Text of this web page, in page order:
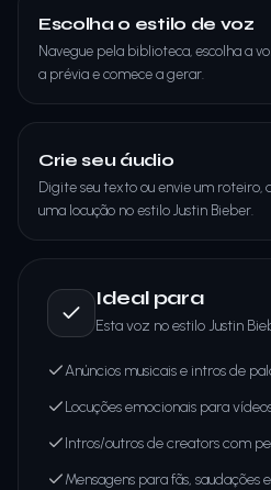
Escolha o estilo de voz
Navegue pela biblioteca, escolha a
a prévia e comece a gerar.
Crie seu áudio
Digite seu texto ou envie um roteiro,
uma locução no estilo Justin Bieber.
Ideal para
Esta voz no estilo Justin
Anúncios musicais e intros de
Locuções emocionais para
Intros/outros de creators com
Mensagens para fãs, saudações